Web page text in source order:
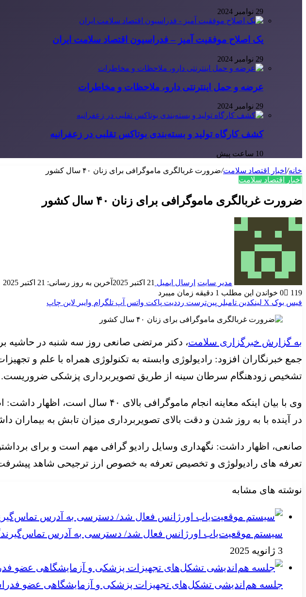
29 نوامبر 2024
یک اصلاح موفقیت آمیز – فدراسیون اقتصاد سلامت ایران
29 نوامبر 2024
عرضه و حمل اینترنتی دارو، ملاحظات و مخاطرات
29 نوامبر 2024
کشف کارگاه تولید و بسته‌بندی بوتاکس تقلبی در زعفرانیه
10 ساعت پیش
خانه/ اخبار اقتصاد سلامت/ضرورت غربالگری ماموگرافی برای زنان ۴۰ سال کشور
اخبار اقتصاد سلامت
ضرورت غربالگری ماموگرافی برای زنان ۴۰ سال کشور
مدیر سایت ارسال ایمیل 21 اکتبر 2025
آخرین به روز رسانی: 21 اکتبر 2025
0
119
خواندن این مطلب 1 دقیقه زمان میبرد
فیس بوک X لینکدین ‫تامبلر ‫پین‌ترست ‫رددیت پاکت واتس آپ تلگرام وایبر لاین چاپ
به گزارش خبرگزاری سلامت، دکتر مرتضی صانعی روز سه شنبه در حاشیه
جمع خبرنگاران افزود: رادیولوژی وابسته به تکنولوژی همراه با علم و
تشخیص زودهنگام سرطان سینه از طریق تصویربرداری پزشکی ضروریست.
وی با بیان اینکه معاینه انجام
در آینده با به روز شدن و دقت بالای تصویربرداری میزان تابش به بیماران
صانعی، اظهار داشت: نگهداری وسایل رادیو گرافی مهم است و برای
تعرفه های رادیولوژی و تخصیص تعرفه به خصوص ارز ترجیحی شاهد
نوشته های مشابه
سیستم موقعیت‌یاب اورژانس فعال شد/ دسترسی به آدرس تماس‌گیرندگان
3 ژانویه 2025
جلسه هم‌اندیشی تشکل‌های تجهیزات پزشکی و آزمایشگاهی عضو